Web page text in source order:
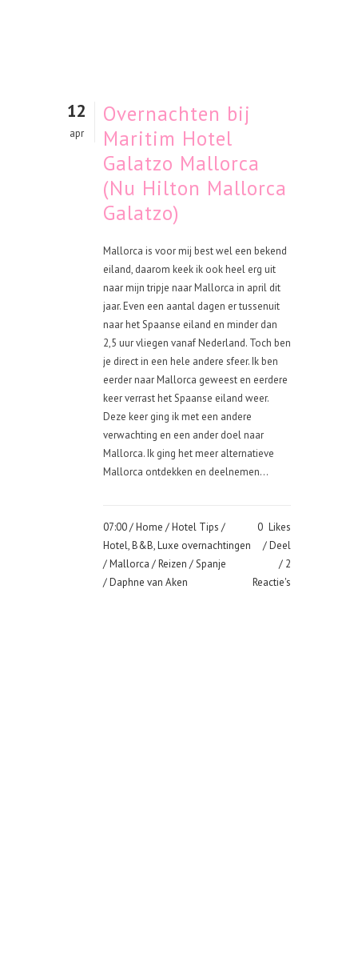
12
apr
Overnachten bij
Maritim Hotel
Galatzo Mallorca
(Nu Hilton Mallorca
Galatzo)
Mallorca is voor mij best wel een bekend
eiland, daarom keek ik ook heel erg uit
naar mijn tripje naar Mallorca in april dit
jaar. Even een aantal dagen er tussenuit
naar het Spaanse eiland en minder dan
2,5 uur vliegen vanaf Nederland. Toch ben
je direct in een hele andere sfeer. Ik ben
eerder naar Mallorca geweest en eerdere
keer verrast het Spaanse eiland weer.
Deze keer ging ik met een andere
verwachting en een ander doel naar
Mallorca. Ik ging het meer alternatieve
Mallorca ontdekken en deelnemen...
07:00 /Home /Hotel Tips /
Hotel, B&B, Luxe overnachtingen
/Mallorca /Reizen /Spanje
/ Daphne van Aken
0 Likes
Deel
2
Reactie's